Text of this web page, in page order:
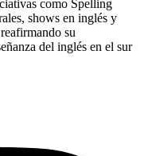
como Spelling
shows en inglés y
su
del inglés en el sur